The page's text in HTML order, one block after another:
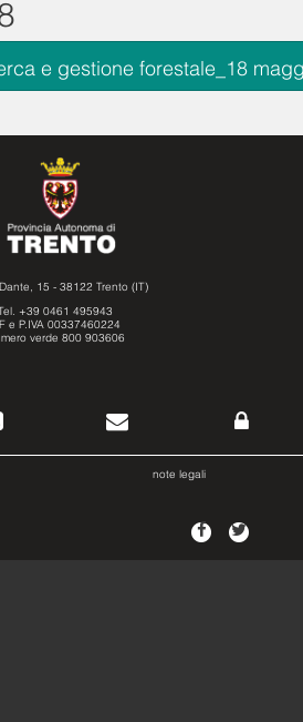
e gestione forestale_18
15 - 38122 Trento (IT)
+39 0461 495943
e P.IVA 00337460224
verde 800 903606
note legali